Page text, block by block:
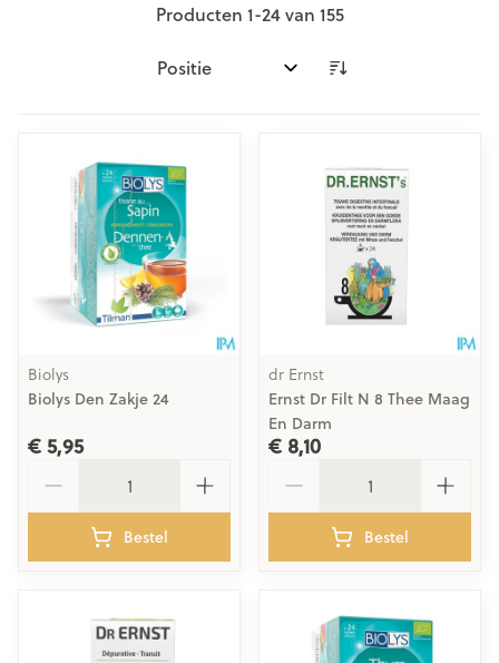
Producten 1-24van 155
Sorteer op:
Biolys
Biolys Den Zakje 24
€ 5,95
Bestel
dr Ernst
Ernst Dr Filt N 8 Thee Maag
En Darm
€ 8,10
Bestel